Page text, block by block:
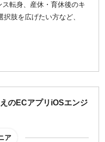
転身、産休・育休後のキ
肢を広げたい方など、
のECアプリiOSエンジ
ア